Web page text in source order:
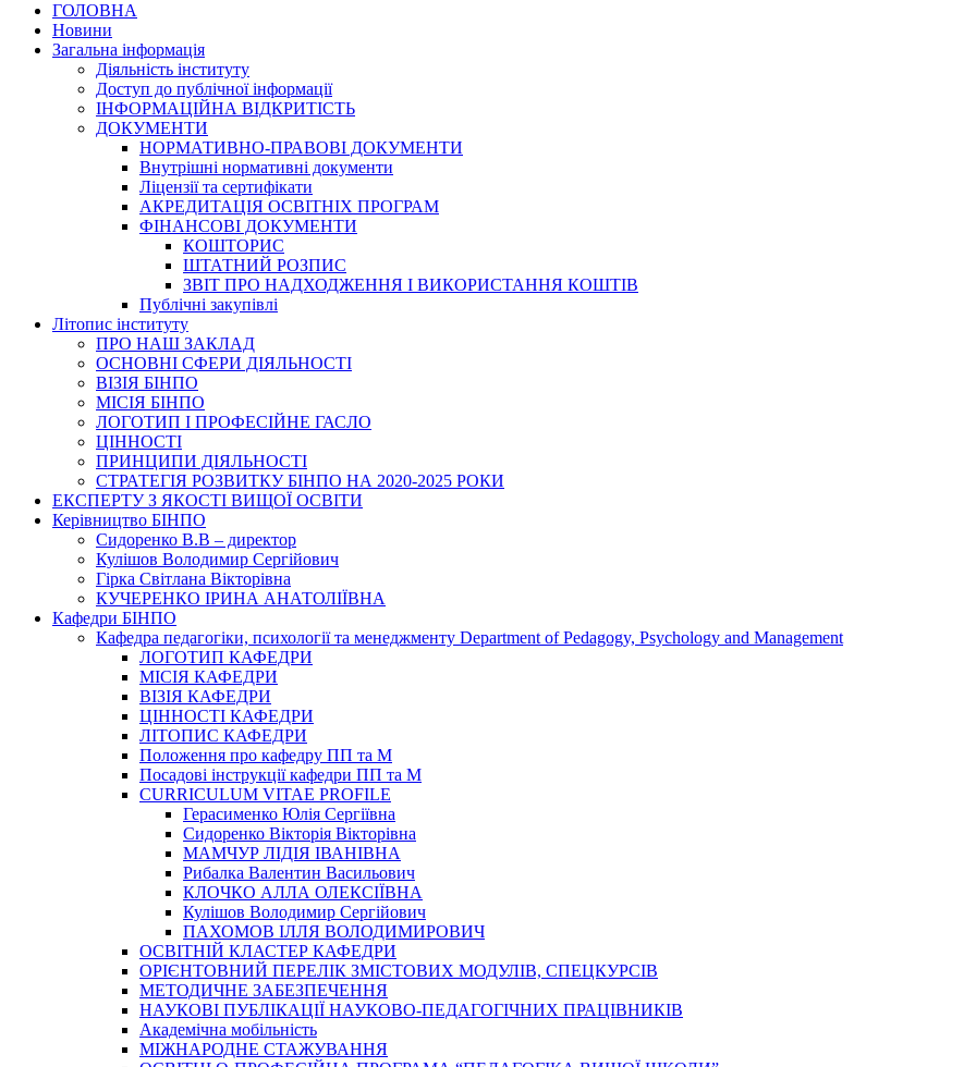
ГОЛОВНА
Новини
Загальна інформація
Діяльність інституту
Доступ до публічної інформації
ІНФОРМАЦІЙНА ВІДКРИТІСТЬ
ДОКУМЕНТИ
НОРМАТИВНО-ПРАВОВІ ДОКУМЕНТИ
Внутрішні нормативні документи
Ліцензії та сертифікати
АКРЕДИТАЦІЯ ОСВІТНІХ ПРОГРАМ
ФІНАНСОВІ ДОКУМЕНТИ
КОШТОРИС
ШТАТНИЙ РОЗПИС
ЗВІТ ПРО НАДХОДЖЕННЯ І ВИКОРИСТАННЯ КОШТІВ
Публічні закупівлі
Літопис інституту
ПРО НАШ ЗАКЛАД
ОСНОВНІ СФЕРИ ДІЯЛЬНОСТІ
ВІЗІЯ БІНПО
МІСІЯ БІНПО
ЛОГОТИП І ПРОФЕСІЙНЕ ГАСЛО
ЦІННОСТІ
ПРИНЦИПИ ДІЯЛЬНОСТІ
СТРАТЕГІЯ РОЗВИТКУ БІНПО НА 2020-2025 РОКИ
ЕКСПЕРТУ З ЯКОСТІ ВИЩОЇ ОСВІТИ
Керівництво БІНПО
Сидоренко В.В – директор
Кулішов Володимир Сергійович
Гірка Світлана Вікторівна
КУЧЕРЕНКО ІРИНА АНАТОЛІЇВНА
Кафедри БІНПО
Кафедра педагогіки, психології та менеджменту Department of Pedagogy, Psychology and Management
ЛОГОТИП КАФЕДРИ
МІСІЯ КАФЕДРИ
ВІЗІЯ КАФЕДРИ
ЦІННОСТІ КАФЕДРИ
ЛІТОПИС КАФЕДРИ
Положення про кафедру ПП та М
Посадові інструкції кафедри ПП та М
CURRICULUM VITAE PROFILE
Герасименко Юлія Сергіївна
Сидоренко Вікторія Вікторівна
МАМЧУР ЛІДІЯ ІВАНІВНА
Рибалка Валентин Васильович
КЛОЧКО АЛЛА ОЛЕКСІЇВНА
Кулішов Володимир Сергійович
ПАХОМОВ ІЛЛЯ ВОЛОДИМИРОВИЧ
ОСВІТНІЙ КЛАСТЕР КАФЕДРИ
ОРІЄНТОВНИЙ ПЕРЕЛІК ЗМІСТОВИХ МОДУЛІВ, СПЕЦКУРСІВ
МЕТОДИЧНЕ ЗАБЕЗПЕЧЕННЯ
НАУКОВІ ПУБЛІКАЦІЇ НАУКОВО-ПЕДАГОГІЧНИХ ПРАЦІВНИКІВ
Академічна мобільність
МІЖНАРОДНЕ СТАЖУВАННЯ